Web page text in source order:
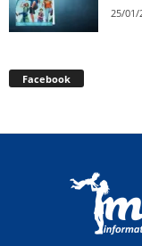
25/01/
Facebook